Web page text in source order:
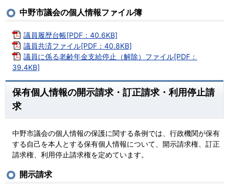
中野市議会の個人情報ファイル簿
議員履歴台帳[PDF：40.6KB]
議員共済ファイル[PDF：40.8KB]
議員に係る老齢年金支給停止（解除）ファイル[PDF：
39.4KB]
保有個人情報の開示請求・訂正請求・利用停止請
求
中野市議会の個人情報の保護に関する条例では、行政機関が保有
する自己を本人とする保有個人情報について、開示請求権、訂正
請求権、利用停止請求権を定めています。
開示請求